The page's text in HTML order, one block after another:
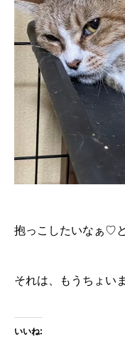
抱っこしたいなぁ♡
それは、もうちょい
いいね: